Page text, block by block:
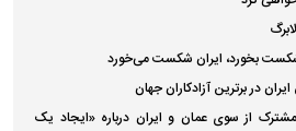
بخورد، ایران شکست می‌خورد
در برترین آزادکاران جهان
از سوی عمان و ایران درباره «ایجاد یک